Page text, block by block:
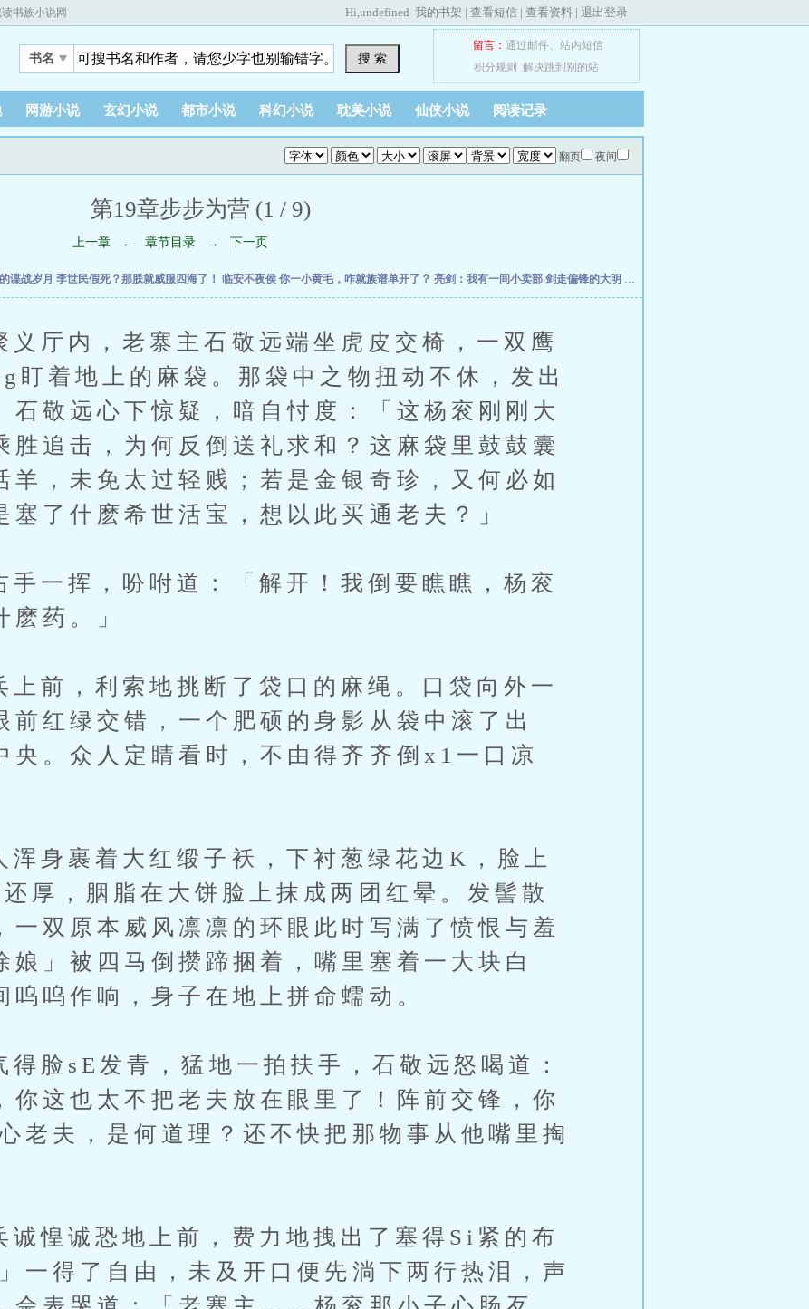
书族小说网 Hi,undefined 我的书架 | 查看短信 | 查看资料 | 退出登录
书名 搜 索
留言： 通过邮件、 站内短信
积分规则
解决跳到别的站
网游小说 玄幻小说 都市小说 科幻小说 耽美小说 仙侠小说 阅读记录
翻页 夜间
第19章步步为营 (1 / 9)
上一章 ← 章节目录 → 下一页
谍战岁月 李世民假死？那朕就威服四海了！ 临安不夜侯 你一小黄毛，咋就族谱单开了？ 亮剑：我有一间小卖部 剑走偏锋的大明 挽明从萨尔浒开始
内，老寨主石敬远端坐虎皮交椅，一双鹰
盯着地上的麻袋。那袋中之物扭动不休，发出
石敬远心下惊疑，暗自忖度：「这杨衮刚刚大
胜追击，为何反倒送礼求和？这麻袋里鼓鼓囊
羊，未免太过轻贱；若是金银奇珍，又何必如
塞了什麽希世活宝，想以此买通老夫？」
挥，吩咐道：「解开！我倒要瞧瞧，杨衮
麽药。」
，利索地挑断了袋口的麻绳。口袋向外一
前红绿交错，一个肥硕的身影从袋中滚了出
央。众人定睛看时，不由得齐齐倒x1一口凉
裹着大红缎子袄，下衬葱绿花边K，脸上
厚，胭脂在大饼脸上抹成两团红晕。发髻散
一双原本威风凛凛的环眼此时写满了愤恨与羞
娘」被四马倒攒蹄捆着，嘴里塞着一大块白
呜呜作响，身子在地上拼命蠕动。
sE发青，猛地一拍扶手，石敬远怒喝道：
你这也太不把老夫放在眼里了！阵前交锋，你
老夫，是何道理？还不快把那物事从他嘴里掏
诚恐地上前，费力地拽出了塞得Si紧的布
一得了自由，未及开口便先淌下两行热泪，声